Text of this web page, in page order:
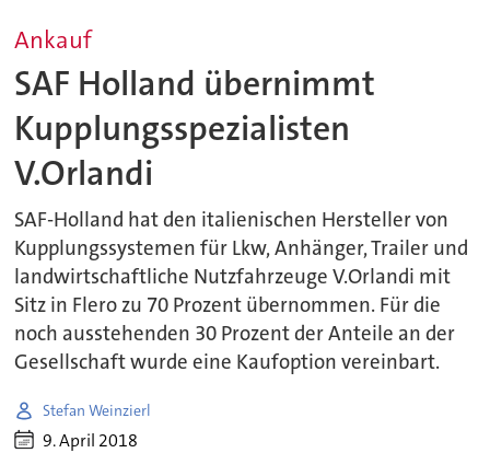
Ankauf
SAF Holland übernimmt
Kupplungsspezialisten
V.Orlandi
SAF-Holland hat den italienischen Hersteller von
Kupplungssystemen für Lkw, Anhänger, Trailer und
landwirtschaftliche Nutzfahrzeuge V.Orlandi mit
Sitz in Flero zu 70 Prozent übernommen. Für die
noch ausstehenden 30 Prozent der Anteile an der
Gesellschaft wurde eine Kaufoption vereinbart.
Stefan Weinzierl
9. April 2018